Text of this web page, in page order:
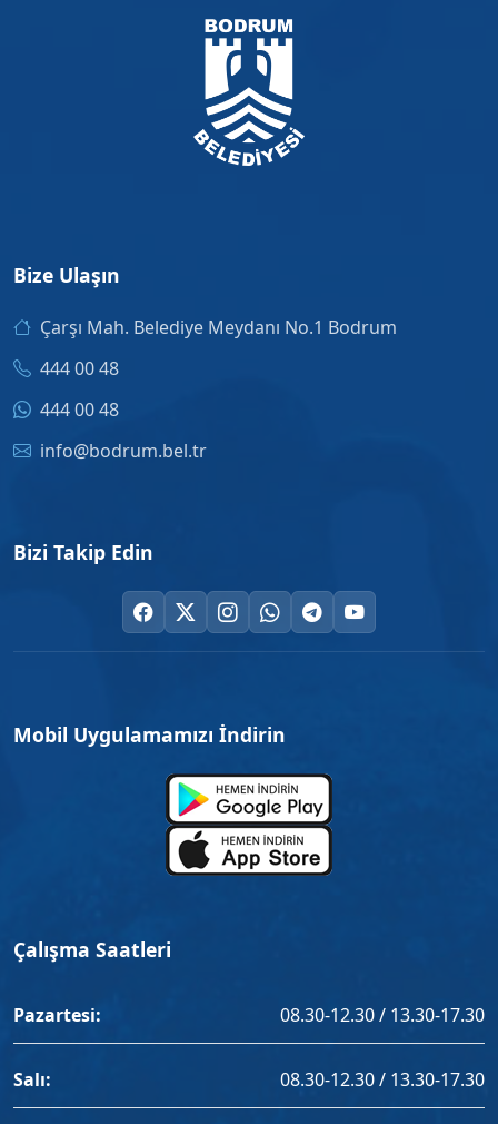
Bize Ulaşın
Çarşı Mah. Belediye Meydanı No.1 Bodrum
444 00 48
444 00 48
info@bodrum.bel.tr
Bizi Takip Edin
Mobil Uygulamamızı İndirin
Çalışma Saatleri
Pazartesi: 08.30-12.30 / 13.30-17.30
Salı: 08.30-12.30 / 13.30-17.30